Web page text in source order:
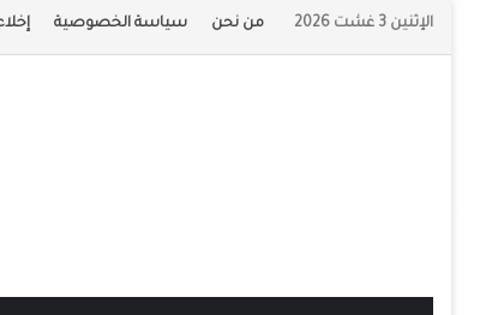
الإثنين 3 غشت 2026 من نحن سياسة الخصوصية